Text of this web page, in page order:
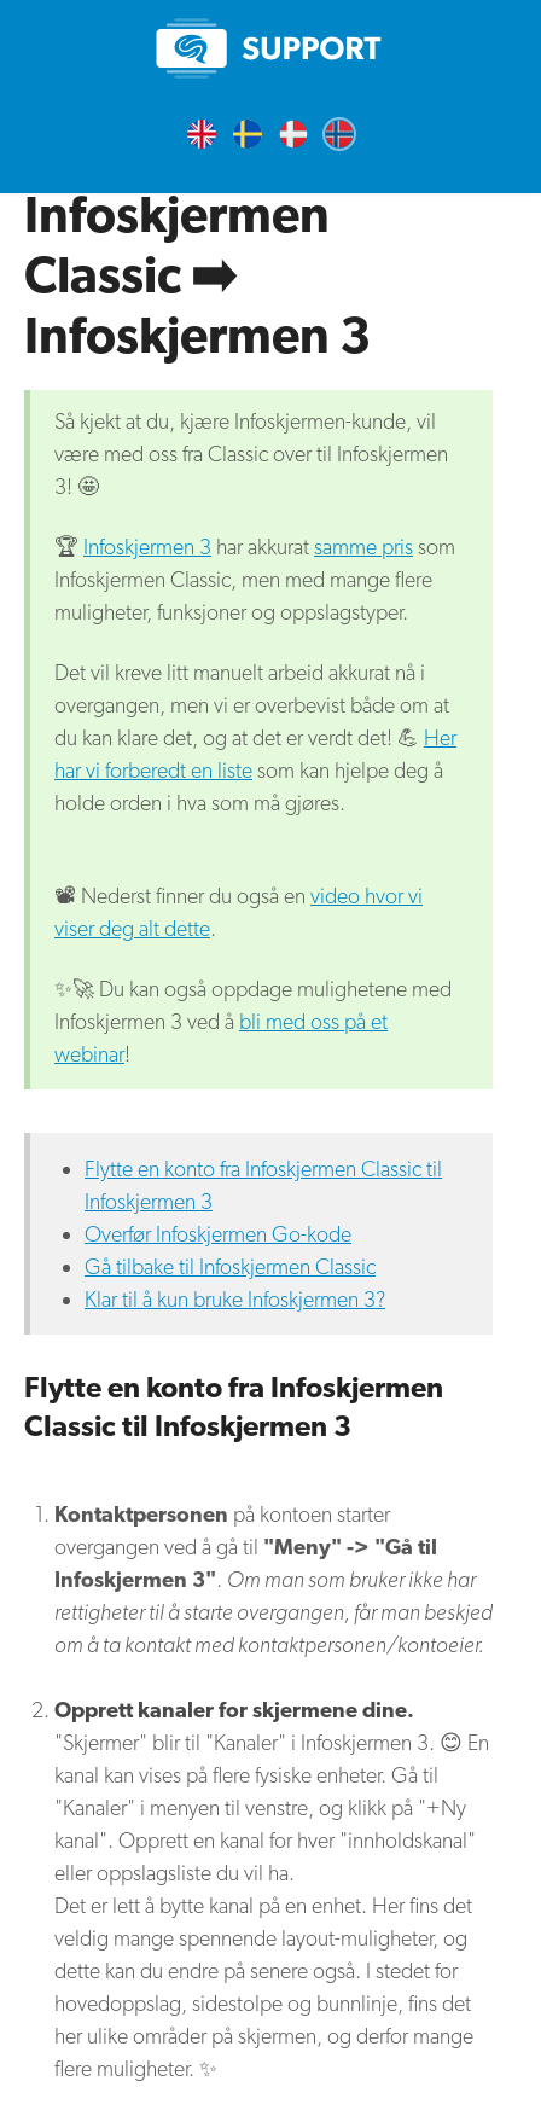
Infoskjermen
Classic ➡️
Infoskjermen 3
Så kjekt at du, kjære Infoskjermen-kunde, vil
være med oss fra Classic over til Infoskjermen
3! 🤩
🏆 ​ Infoskjermen 3 har akkuratsamme prissom
Infoskjermen Classic, men med mange flere
muligheter, funksjoner og oppslagstyper.
Det vil kreve litt manuelt arbeid akkurat nå i
overgangen, men vi er overbevist både om at
du kan klare det, og at det er verdt det! 💪 Her
har vi forberedt en listesom kan hjelpe deg å
holde orden i hva som må gjøres.
📽️ Nederst finner du også en video hvor vi
viser deg alt dette.
✨🚀 Du kan også oppdage mulighetene med
Infoskjermen 3 ved å bli med oss ​​på et
webinar!
Flytte en konto fra Infoskjermen Classic til
Infoskjermen 3
Overfør Infoskjermen Go-kode
Gå tilbake til Infoskjermen Classic
Klar til å kun bruke Infoskjermen 3?
Flytte en konto fra Infoskjermen
Classic til Infoskjermen 3
Kontaktpersonen på kontoen starter
overgangen ved å gå til "Meny" -> "Gå til
Infoskjermen 3". Om man som bruker ikke har
rettigheter til å starte overgangen, får man beskjed
om å ta kontakt med kontaktpersonen/kontoeier.
Opprett kanaler for skjermene dine.
"Skjermer" blir til "Kanaler" i Infoskjermen 3. 😊 En
kanal kan vises på flere fysiske enheter. Gå til
"Kanaler" i menyen til venstre, og klikk på "+Ny
kanal". Opprett en kanal for hver "innholdskanal"
eller oppslagsliste du vil ha.
Det er lett å bytte kanal på en enhet. Her fins det
veldig mange spennende layout-muligheter, og
dette kan du endre på senere også. I stedet for
hovedoppslag, sidestolpe og bunnlinje, fins det
her ulike områder på skjermen, og derfor mange
flere muligheter. ✨